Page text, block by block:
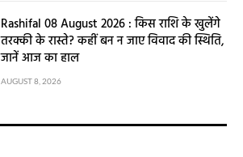
Rashifal 08 August 2026 : किस राशि के खुलेंगे
तरक्की के रास्ते? कहीं बन न जाए विवाद की स्थिति,
जानें आज का हाल
AUGUST 8, 2026